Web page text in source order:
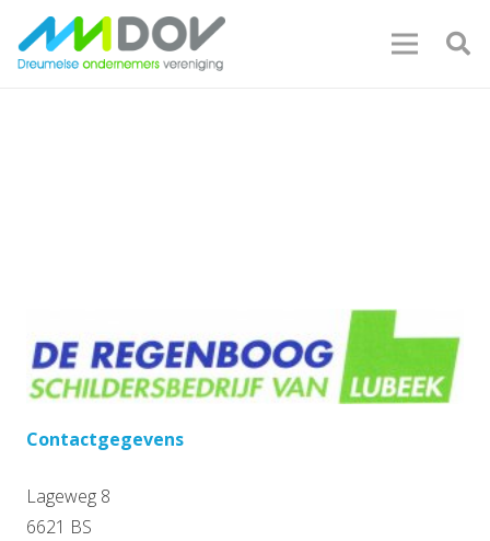
Contactgegevens
Lageweg 8
6621 BS